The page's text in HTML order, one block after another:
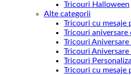
Tricouri Halloween
Alte categorii
Tricouri cu mesaje
Tricouri aniversare
Tricouri Aniversare
Tricouri Aniversare
Tricouri
Tricouri cu mesaje